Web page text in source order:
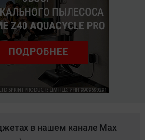
в нашем канале Max